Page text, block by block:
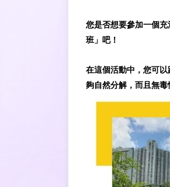
您是否想要參加一個
班」吧！
在這個活動中，您可以
夠自然分解，而且無